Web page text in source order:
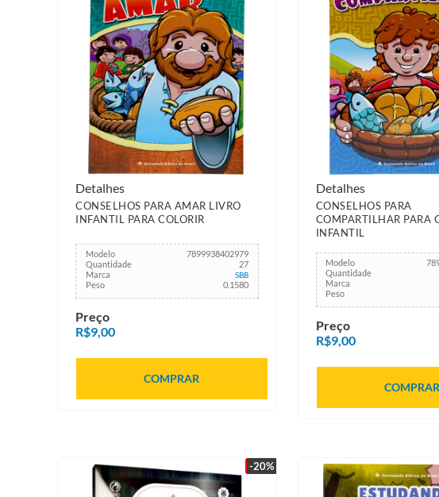
CONSELHOS PARA AMAR LIVRO
INFANTIL PARA COLORIR
Modelo
7899938402979
Quantidade
27
Marca
SBB
Peso 0.1580
Preço
R$9,00
COMPRAR
Detalhes
CONSELHOS PARA
COMPARTILHAR PARA
INFANTIL
Modelo
Quantidade
Marca
Peso
Preço
R$9,00
COMPRAR
Detalhes
-20%